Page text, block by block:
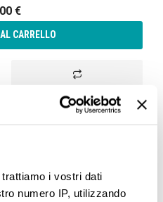
trattiamo i vostri dati
numero IP, utilizzando
€
CARRELLO
desideri Aggiungi al